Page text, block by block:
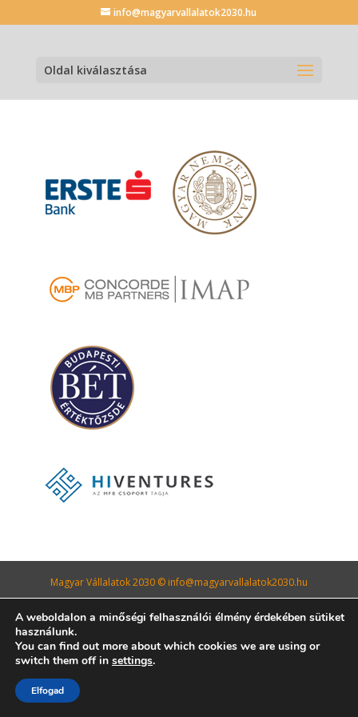
info@magyarvallalatok2030.hu
Oldal kiválasztása
Magyar Vállalatok 2030 © info@magyarvallalatok2030.hu
A weboldalon a minőségi felhasználói élmény érdekében sütiket
használunk.
You can find out more about which cookies we are using or
switch them off in settings.
Elfogad